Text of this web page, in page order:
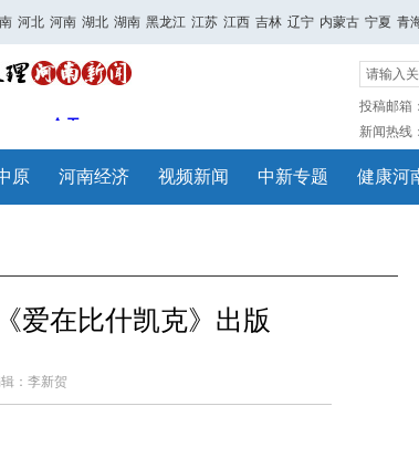
河北 河南 湖北 湖南 黑龙江 江苏 江西 吉林 辽宁 内蒙古 宁夏 青
投稿邮箱
新闻热线
原 河南经济 视频新闻 中新专题 健康河
爱在比什凯克》出版
：李新贺